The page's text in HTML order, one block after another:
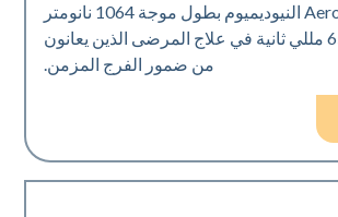
Aerolase Neo النيوديميوم بطول موجة 1064 نانومتر
ومدة نبضة 650 مللي ثانية في علاج المرضى الذين يعانون
من ضمور الفرج المزمن.